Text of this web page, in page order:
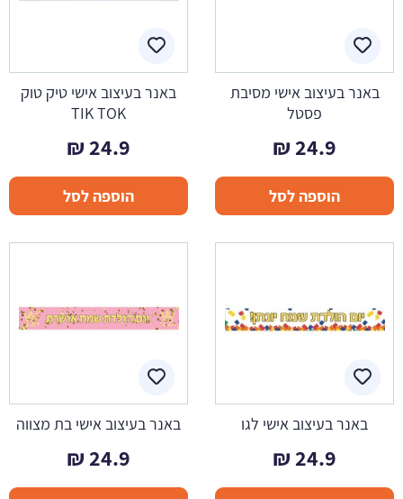
באנר בעיצוב אישי מסיבת
פסטל
24.9
₪
הוספה לסל
באנר בעיצוב אישי טיק טוק
TIK TOK
24.9
₪
הוספה לסל
באנר בעיצוב אישי לגו
24.9
₪
באנר בעיצוב אישי בת מצווה
24.9
₪